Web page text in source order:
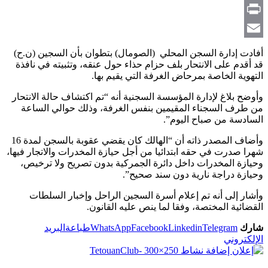
Copy
Link
Print
Email
أفادت إدارة السجن المحلي (الصومال) بتطوان بأن السجين (ن.ح)
قد أقدم على الانتحار بلف حزام حذاء حول عنقه، وتثبيته في نافذة
التهوية الخاصة بمرحاض الغرفة التي يقيم بها.
وأوضح بلاغ لإدارة المؤسسة السجنية أنه “تم اكتشاف حالة الانتحار
من طرف السجناء المقيمين بنفس الغرفة، وذلك حوالي الساعة
السادسة من صباح اليوم”.
وأضاف المصدر ذاته أن “الهالك كان يقضي عقوبة بالسجن لمدة 16
شهرا صدرت في حقه ابتدائيا من أجل حيازة المخدرات والاتجار فيها،
وحيازة المخدرات داخل دائرة الجمركية بدون تصريح ولا ترخيص،
وحيازة دراجة نارية دون سند صحيح”.
وأشار إلى أنه تم إعلام أسرة السجين الراحل وإخبار السلطات
القضائية المختصة، وفقا لما ينص عليه القانون.
شارك WhatsAppFacebookLinkedinTelegram طباعة البريد
الإلكتروني